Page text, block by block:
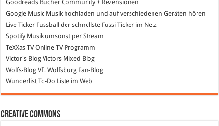
Goodreads Bücher Community + Rezensionen
Google Music Musik hochladen und auf verschiedenen Geräten hören
Live Ticker Fussball der schnellste Fussi Ticker im Netz
SpotifyMusik umsonst per Stream
TeXXas TVOnline TV-Programm
Victor's Blog Victors Mixed Blog
Wolfs-Blog VfL Wolfsburg Fan-Blog
Wunderlist To-Do Liste im Web
Creative Commons